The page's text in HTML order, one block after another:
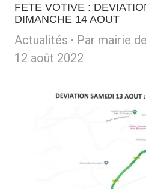
FETE VOTIVE :
DIMANCHE 14 AOUT
Actualités Par mairie
12 août 2022